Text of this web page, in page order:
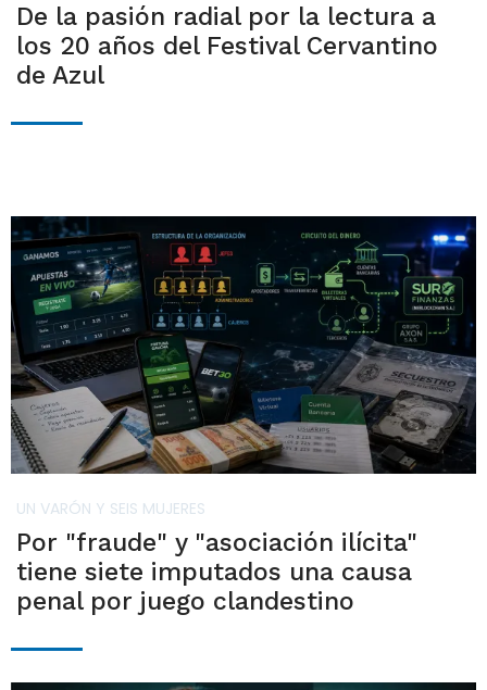
De la pasión radial por la lectura a
los 20 años del Festival Cervantino
de Azul
UN VARÓN Y SEIS MUJERES
Por "fraude" y "asociación ilícita"
tiene siete imputados una causa
penal por juego clandestino